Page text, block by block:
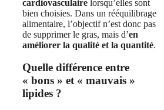
cardiovasculaire lorsqu’elles sont
bien choisies. Dans un rééquilibrage
alimentaire, l’objectif n’est donc pas
de supprimer le gras, mais d’en
améliorer la qualité et la quantité.
Quelle différence entre
« bons » et « mauvais »
lipides ?